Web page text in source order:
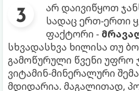
არ დაივიწყოთ
სადაც ერთ-ერთი
ფაქტორი -
სხვადასხვა ხილისა თუ
გამოწურული წვენი უფრო
ვიტამინ-მინერალური
მდიდარია. მაგალითად,